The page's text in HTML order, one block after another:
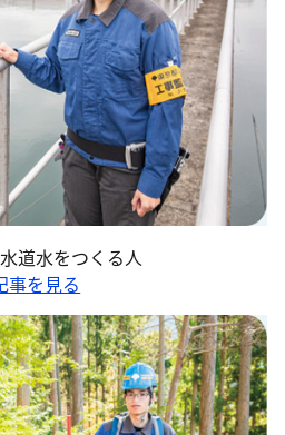
道水をつくる人
事を見る